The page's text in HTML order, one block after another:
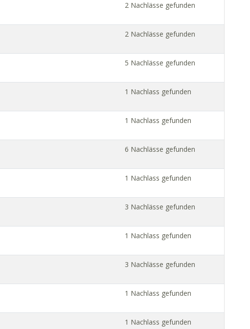
2 Nachlässe gefunden
2 Nachlässe gefunden
5 Nachlässe gefunden
1 Nachlass gefunden
1 Nachlass gefunden
6 Nachlässe gefunden
1 Nachlass gefunden
3 Nachlässe gefunden
1 Nachlass gefunden
3 Nachlässe gefunden
1 Nachlass gefunden
1 Nachlass gefunden